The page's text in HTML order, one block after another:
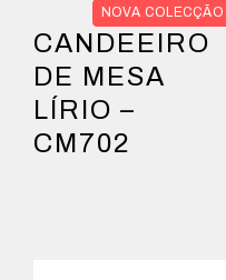
NOVA COLECÇÃO
CANDEEIRO
DE MESA
LÍRIO –
CM702